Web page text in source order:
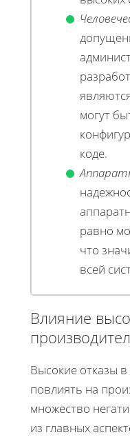
могут
коде.
равно
что
всей
Влияние
Высокие отказы
повлиять на
множество
из главных